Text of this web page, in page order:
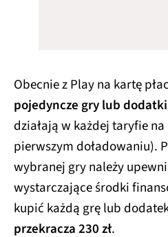
Obecnie z Play na kartę
pojedyncze gry lub
działają w każdej taryfie
pierwszym doładowaniu).
wybranej gry należy
wystarczające środki
kupić każdą grę lub
przekracza 230 zł.